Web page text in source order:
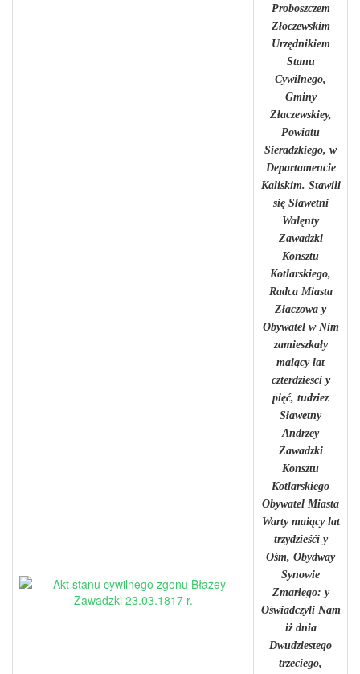
Proboszczem
Złoczewskim
Urzędnikiem
Stanu
Cywilnego,
Gminy
Złaczewskiey,
Powiatu
Sieradzkiego, w
Departamencie
Kaliskim. Stawili
się Sławetni
Walęnty
Zawadzki
Konsztu
Kotlarskiego,
Radca Miasta
Złaczowa y
Obywatel w Nim
zamieszkały
maiący lat
czterdziesci y
pięć, tudziez
Sławetny
Andrzey
Zawadzki
Konsztu
Kotlarskiego
Obywatel Miasta
Warty maiący lat
trzydzieśći y
Ośm, Obydway
Synowie
Zmarłego: y
Oświadczyli Nam
iż dnia
Dwudziestego
trzeciego,